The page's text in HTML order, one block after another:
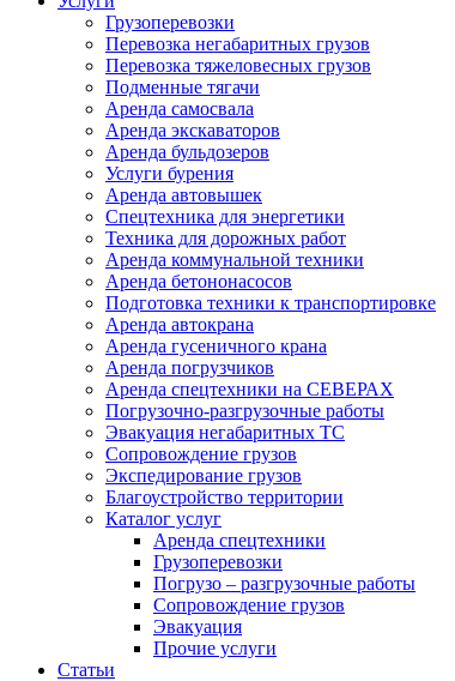
Грузоперевозки
Перевозка негабаритных грузов
Перевозка тяжеловесных грузов
Подменные тягачи
Аренда самосвала
Аренда экскаваторов
Аренда бульдозеров
Услуги бурения
Аренда автовышек
Спецтехника для энергетики
Техника для дорожных работ
Аренда коммунальной техники
Аренда бетононасосов
Подготовка техники к транспортировке
Аренда автокрана
Аренда гусеничного крана
Аренда погрузчиков
Аренда спецтехники на СЕВЕРАХ
Погрузочно-разгрузочные работы
Эвакуация негабаритных ТС
Сопровождение грузов
Экспедирование грузов
Благоустройство территории
Каталог услуг
Аренда спецтехники
Грузоперевозки
Погрузо – разгрузочные работы
Сопровождение грузов
Эвакуация
Прочие услуги
Статьи